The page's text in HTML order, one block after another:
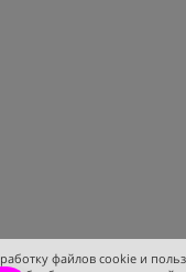
файлов cookie и